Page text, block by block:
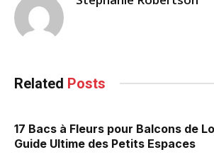
Related Posts
17 Bacs à Fleurs pour Balcons de
Guide Ultime des Petits Espaces